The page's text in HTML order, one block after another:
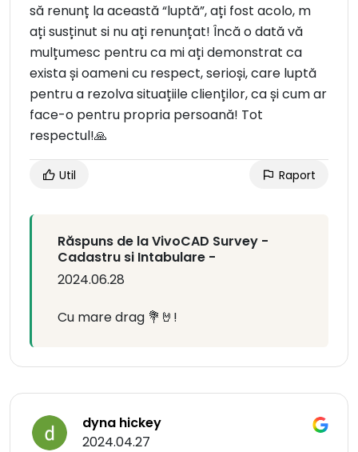
să renunț la această “luptă”, ați fost acolo, m
ați susținut si nu ați renunțat! Încă o dată vă
mulțumesc pentru ca mi ați demonstrat ca
exista și oameni cu respect, serioși, care luptă
pentru a rezolva situațiile clienților, ca și cum ar
face-o pentru propria persoană! Tot
respectul!🙏
Util Raport
Răspuns de la VivoCAD Survey -
Cadastru si Intabulare -
2024.06.28
Cu mare drag 💐🤘!
dyna hickey
2024.04.27